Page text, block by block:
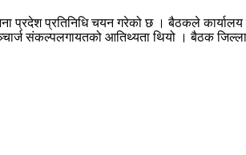
प्रतिनिधि चयन गरेको छ । बैठकले कार्यालय
संकल्पलगायतको आतिथ्यता थियो । बैठक जिल्ला